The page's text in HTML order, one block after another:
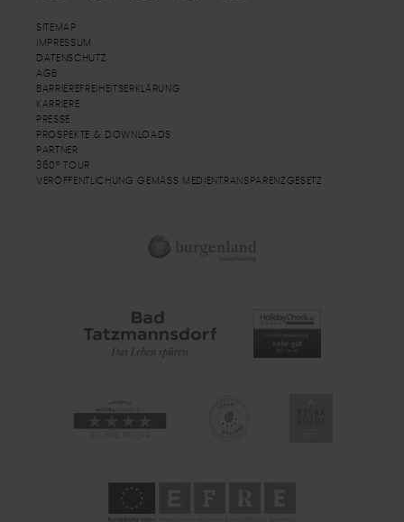
SITEMAP
IMPRESSUM
DATENSCHUTZ
AGB
BARRIEREFREIHEITSERKLÄRUNG
KARRIERE
PRESSE
PROSPEKTE & DOWNLOADS
PARTNER
360° TOUR
VERÖFFENTLICHUNG GEMÄSS MEDIENTRANSPARENZGESETZ